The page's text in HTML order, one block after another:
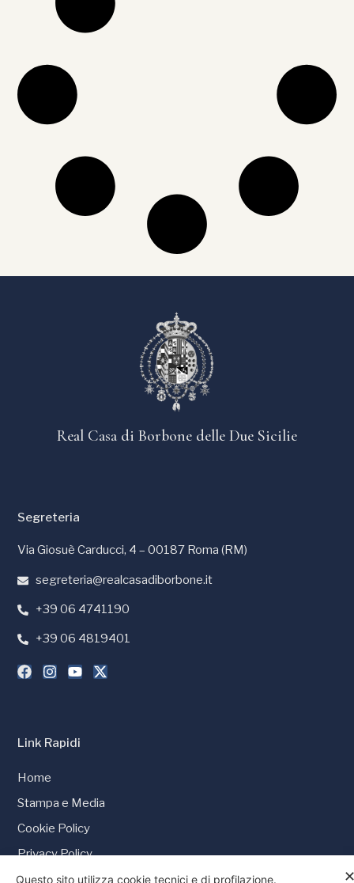
Real Casa di Borbone delle Due Sicilie
Link Rapidi
Home
Stampa e Media
Cookie Policy
Privacy Policy
Segreteria
Via Giosuè Carducci, 4 – 00187 Roma (RM)
segreteria@realcasadiborbone.it
+39 06 4741190
+39 06 4819401
Questo sito utilizza cookie tecnici e di profilazione.